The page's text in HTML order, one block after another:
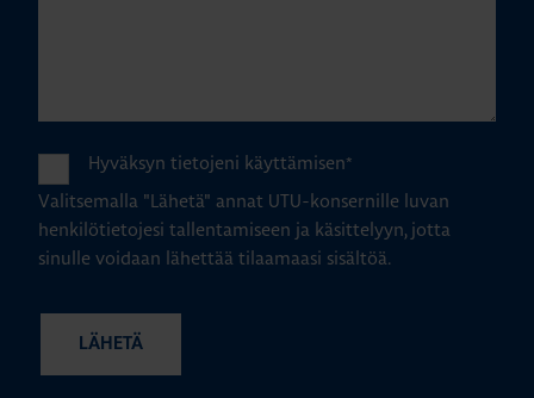
Hyväksyn tietojeni käyttämisen*
Valitsemalla "Lähetä" annat UTU-konsernille luvan
henkilötietojesi tallentamiseen ja käsittelyyn, jotta
sinulle voidaan lähettää tilaamaasi sisältöä.